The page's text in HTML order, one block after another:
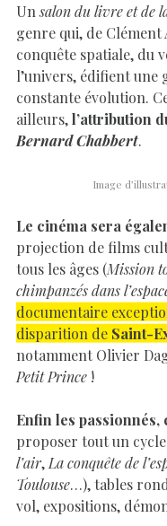
Unsalon du livre et de
genre qui, de Clément
conquête spatiale, du
l’univers, édifient une
constante évolution.
ailleurs,l’attribution
Bernard Chabbert.
Image
Le cinéma sera
projection de films
tous les âges (Mission
chimpanzés dans
documentaire
disparition de Saint-
notamment Olivier
Petit Prince !
Enfin les passionnés,
proposer tout un
l’air, La conquête de
Toulouse…), tables
vol, expositions,